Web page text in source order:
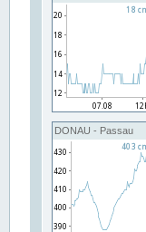
DONAU - Passau